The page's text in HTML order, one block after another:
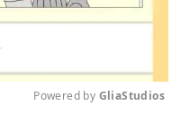
Powered by GliaStudios